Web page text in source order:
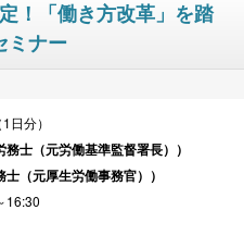
！「働き方改革」を踏
ミナー
日分）
士（元労働基準監督署長） ）
（元厚生労働事務官） ）
16:30